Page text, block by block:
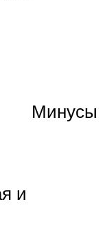
Минусы
и